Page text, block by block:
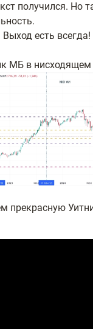
получился. Но
есть всегда!
МБ в нисходящем
прекрасную